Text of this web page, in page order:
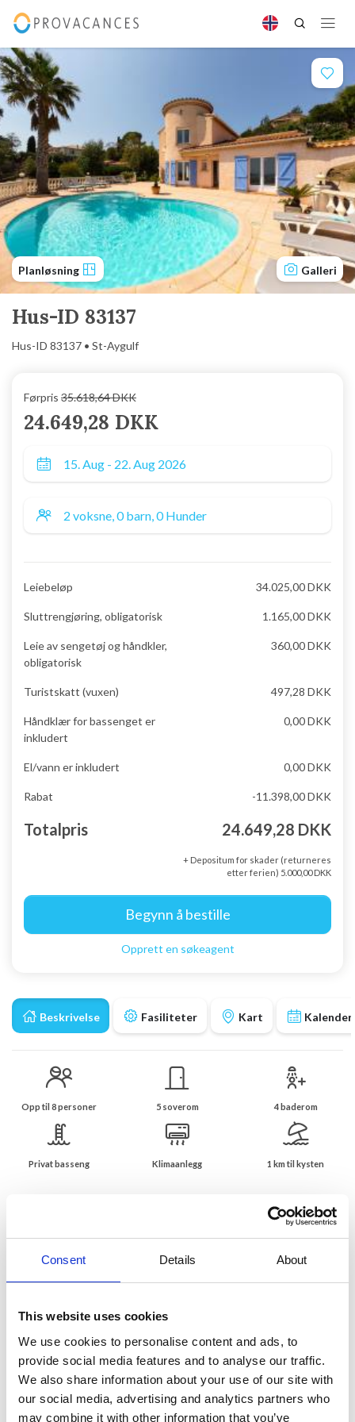
Consent Details About
This website uses cookies
We use cookies to personalise content and ads, to
provide social media features and to analyse our traffic.
We also share information about your use of our site with
our social media, advertising and analytics partners who
may combine it with other information that you’ve
Planløsning Galleri
Hus-ID 83137
Hus-ID 83137 • St-Aygulf
Beskrivelse Fasiliteter Kart Kalender
Opp til 8 personer 5 soverom 4 baderom
Privat basseng Klimaanlegg 1 km til kysten
Nydelig feriehus med basseng og havutsikt i
Middelhavet
skråning og tilbyr en vakker panoramautsikt over Middelhavet. Her
er et nydelig utendørsområde med overbygd spisestue og grill
samt et fint bønneformet basseng omgitt av en solterrasse med
solsenger.
Feriehuset er på 2 etasjer og tilbyr følgende:
Førpris 35.618,64 DKK
24.649,28 DKK
Leiebeløp 34.025,00 DKK
Sluttrengjøring, obligatorisk 1.165,00 DKK
Leie av sengetøj og håndkler,
obligatorisk
360,00 DKK
Turistskatt (vuxen) 497,28 DKK
Håndklær for bassenget er
inkludert
0,00 DKK
El/vann er inkludert 0,00 DKK
Rabat -11.398,00 DKK
Totalpris 24.649,28 DKK
+ Depositum for skader (returneres
etter ferien) 5.000,00 DKK
Begynn å bestille
Opprett en søkeagent